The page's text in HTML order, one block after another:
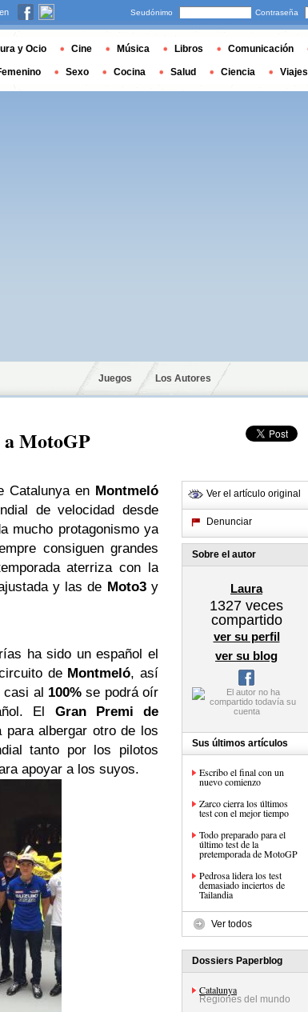
Juegos Los Autores
MotoGP
Catalunya en Montmeló
de velocidad desde
mucho protagonismo ya
consiguen grandes
aterriza con la
y las de Moto3y
ha sido un español el
de Montmeló, así
casi al 100% se podrá oír
El Gran Premi de
para albergar otro de los
tanto por los pilotos
apoyar a los suyos.
Ver el artículo original
Denunciar
Sobre el autor
Laura
1327 veces
compartido
ver su perfil
ver su blog
Sus últimos artículos
Escribo el final con un
nuevo comienzo
Zarco cierra los últimos
test con el mejor tiempo
Todo preparado para el
último test de la
pretemporada de MotoGP
Pedrosa lidera los test
demasiado inciertos de
Tailandia
Ver todos
Dossiers Paperblog
Catalunya
Regiones del mundo
Seudónimo Contraseña
y Ocio Cine Música Libros Comunicación
Sexo Cocina Salud Ciencia Viajes